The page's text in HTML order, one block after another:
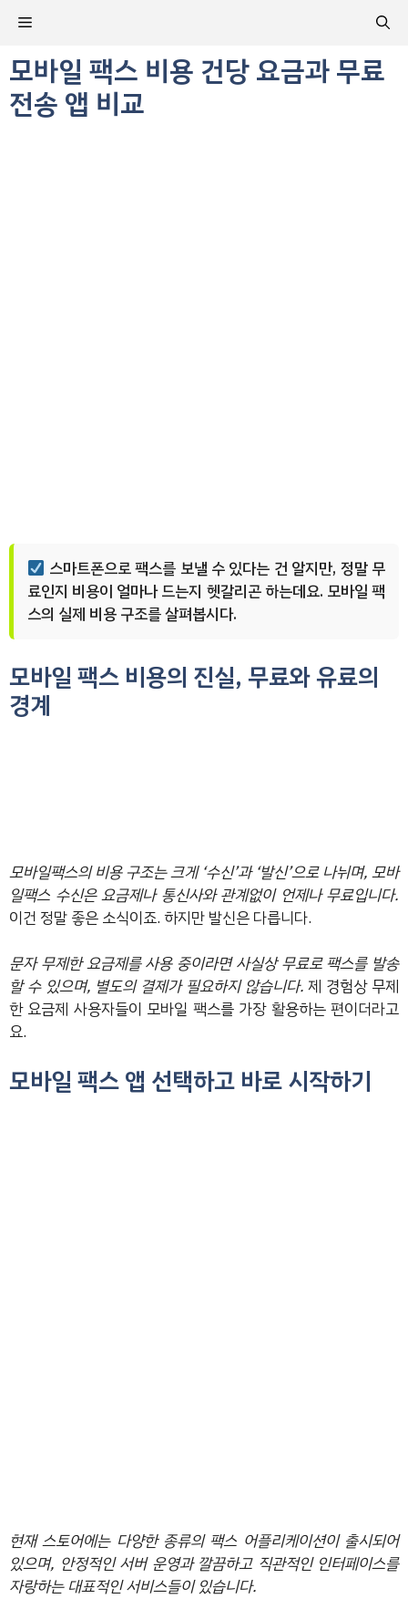
로
건
메
뉴
모바일 팩스 비용 건당 요금과 무료
전송 앱 비교
스마트폰으로 팩스를 보낼 수 있다는 건 알지만, 정말 무
료인지 비용이 얼마나 드는지 헷갈리곤 하는데요. 모바일 팩
스의 실제 비용 구조를 살펴봅시다.
모바일 팩스 비용의 진실, 무료와 유료의
경계
모바일팩스의 비용 구조는 크게 ‘수신’과 ‘발신’으로 나뉘며, 모바
일팩스 수신은 요금제나 통신사와 관계없이 언제나 무료입니다.
이건 정말 좋은 소식이죠. 하지만 발신은 다릅니다.
문자 무제한 요금제를 사용 중이라면 사실상 무료로 팩스를 발송
할 수 있으며, 별도의 결제가 필요하지 않습니다. 제 경험상 무제
한 요금제 사용자들이 모바일 팩스를 가장 활용하는 편이더라고
요.
모바일 팩스 앱 선택하고 바로 시작하기
현재 스토어에는 다양한 종류의 팩스 어플리케이션이 출시되어
있으며, 안정적인 서버 운영과 깔끔하고 직관적인 인터페이스를
자랑하는 대표적인 서비스들이 있습니다.